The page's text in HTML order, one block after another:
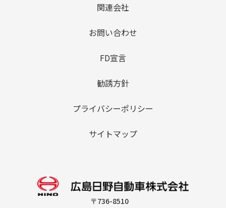
〒736-8510
関連会社
お問い合わせ
FD宣言
勧誘方針
プライバシーポリシー
サイトマップ